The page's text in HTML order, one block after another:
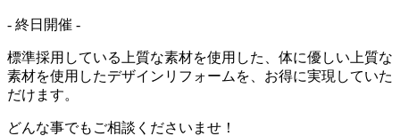
‐ 終日開催 ‐
標準採用している上質な素材を使用した、 体に優しい上質な
素材を使用したデザインリフォームを、お得に実現していた
だけます。
どんな事でもご相談くださいませ！